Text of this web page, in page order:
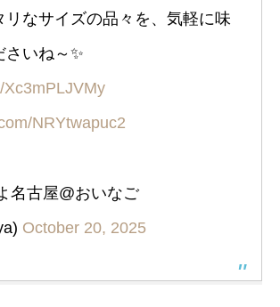
リなサイズの品々を、気軽に味
いね～✨️
Xc3mPLJVMy
NRYtwapuc2
名古屋@おいなご
October 20, 2025